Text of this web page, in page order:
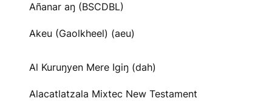
Añanar aŋ (BSCDBL)
Akeu (Gaolkheel) (aeu)
Al Kuruŋyen Mere Igiŋ (dah)
Alacatlatzala Mixtec New Testament